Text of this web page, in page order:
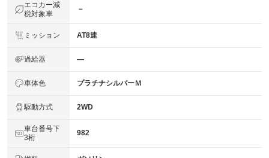
エコカー減
税対象車
－
ミッション AT8速
過給器 ―
車体色 プラチナシルバーＭ
駆動方式 2WD
車台番号下
3桁
982